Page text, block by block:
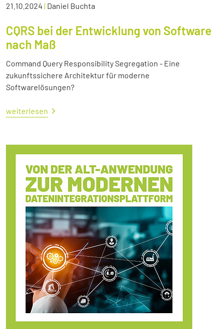
21.10.2024 | Daniel Buchta
CQRS bei der Entwicklung von Software
nach Maß
Command Query Responsibility Segregation - Eine
zukunftssichere Architektur für moderne
Softwarelösungen?
weiterlesen